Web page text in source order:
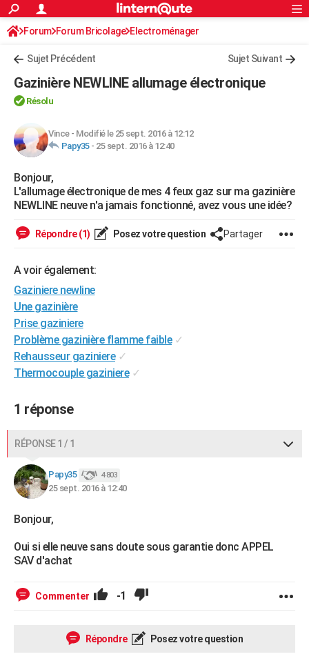
ACTUALITÉS
Politique
Société
Faits Divers
Education
Monde
Villes
+
Programme TV
TNTStreaming
Cinéma
Sorties cinéma
Musique
+FINANCE
Retraite
Impôts
Epargne
Immobilier
Risques naturels par ville
Banque
Assurance
Crédit
AUTO
Essais
Réserver un essai
Citadines
Berlines
SUV
Forum auto
HIGH-TECH
Mobiles
Meilleur smartphone
Internet
Ordinateurs
Jeux vidéo
Guide high-tech
+BRICOLAGE
Forum
Aménagement intérieur
Extérieur
Cuisine
Salle de bains
Jardinage
Rangement
Guides de France
Escapades
Patrimoine
Expositions
Musées
Week-end nature
LIFESTYLE
Art de vivre
Bien-être
Loisirs
Mode
Modes de vie
SANTE
Alimentation
Guide de la santé
Maladies
Médicaments
Sommeil
VOYAGE
Destinations
City break
Voyage nature
Voyage de noces
Forum
Climat
PHOTO
GUIDES D'ACHAT
BONS PLANS
CARTE DE VOEUX
DICTIONNAIRE
Dictionnaire
Biographies
Citations
Expressions
Proverbes
PROGRAMME TV
COPAINS D'AVANT
S'inscrire
Se connecter
Lycées
Collèges
Primaires
Universités
Entreprises
Service militaire
Avis de recherche
AVIS DE DÉCÈS
FORUM
S'inscrire
Connexion
Forum Forum Bricolage Electroménager
Sujet Précédent Sujet Suivant
Gazinière NEWLINE allumage électronique
Résolu
Vince- Modifié le 25 sept. 2016 à 12:12
Papy35- 25 sept. 2016 à 12:40
Bonjour,
L'allumage électronique de mes 4 feux gaz sur ma gazinière
NEWLINE neuve n'a jamais fonctionné, avez vous une idée?
Répondre (1) Posez votre question Partager
A voir également:
Gaziniere newline
Une gazinière
Prise gaziniere
Problème gazinière flamme faible ✓
Rehausseur gaziniere ✓
Thermocouple gaziniere ✓
1 réponse
RÉPONSE 1 / 1
Papy35 4 803
25 sept. 2016 à 12:40
Bonjour,
Oui si elle neuve sans doute sous garantie donc APPEL
SAV d'achat
Commenter -1
Répondre Posez votre question